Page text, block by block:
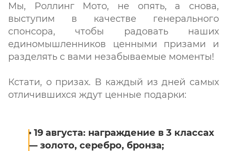
Мы, Роллинг Мото, не опять, а снова,
выступим в качестве генерального
спонсора, чтобы радовать наших
единомышленников ценными призами и
разделять с вами незабываемые моменты!
Кстати, о призах. В каждый из дней самых
отличившихся ждут ценные подарки:
• 19 августа: награждение в 3 классах
— золото, серебро, бронза;